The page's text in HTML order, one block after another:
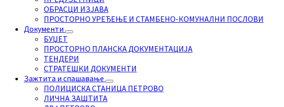
ОБРАСЦИ ИЗЈАВА
ПРОСТОРНО УРЕЂЕЊЕ И СТАМБЕНО-КОМУНАЛНИ ПОСЛОВИ
Документи
БУЏЕТ
ПРОСТОРНО ПЛАНСКА ДОКУМЕНТАЦИЈА
ТЕНДЕРИ
СТРАТЕШКИ ДОКУМЕНТИ
Зажтита и спашавање
ПОЛИЦИСКА СТАНИЦА ПЕТРОВО
ЛИЧНА ЗАШТИТА